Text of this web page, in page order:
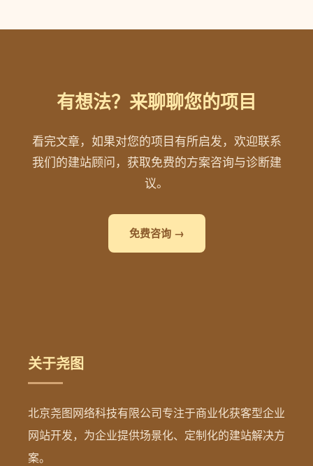
有想法？来聊聊您的项目
看完文章，如果对您的项目有所启发，欢迎联系
我们的建站顾问，获取免费的方案咨询与诊断建
议。
免费咨询 →
关于尧图
北京尧图网络科技有限公司专注于商业化获客型企业
网站开发，为企业提供场景化、定制化的建站解决方
案。